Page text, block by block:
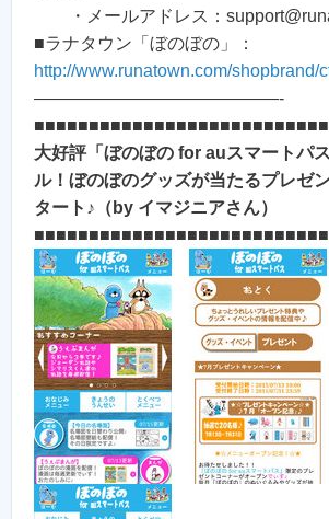
・メールアドレス：
■ラナタウン「ぼのぼの」：
http://www.runatown.com/shopbrand/
——————————————-
大好評「ぼのぼの for auスマートパ
ル！ぼのぼのグッズが当たるプレゼ
タート♪（by イマジニアさん）